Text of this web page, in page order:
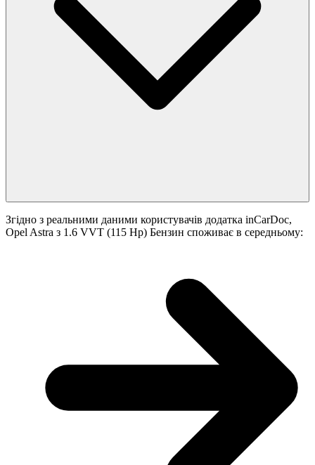
Згідно з реальними даними користувачів додатка inCarDoc,
Opel Astra з 1.6 VVT (115 Hp) Бензин споживає в середньому: